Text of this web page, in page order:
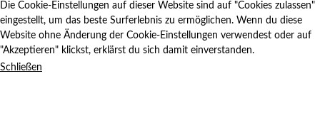
Die Cookie-Einstellungen auf dieser Website sind auf "Cookies zulassen"
eingestellt, um das beste Surferlebnis zu ermöglichen. Wenn du diese
Website ohne Änderung der Cookie-Einstellungen verwendest oder auf
"Akzeptieren" klickst, erklärst du sich damit einverstanden.
Schließen